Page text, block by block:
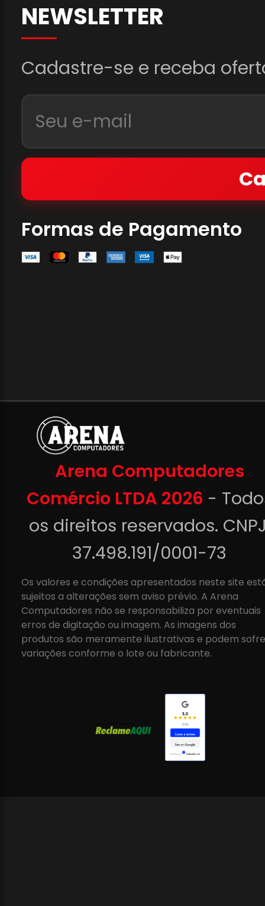
NEWSLETTER
Cadastre-se e receba
Formas de Pagamento
Arena Computadores
Comércio LTDA 2026 -
os direitos reservados.
37.498.191/0001-73
Os valores e condições apresentados neste site
sujeitos a alterações sem aviso prévio. A Arena
Computadores não se responsabiliza por eventuais
erros de digitação ou imagem. As imagens dos
produtos são meramente ilustrativas e podem
variações conforme o lote ou fabricante.